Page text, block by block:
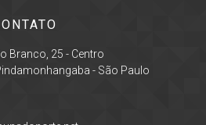
Branco, 25 - Centro
- São Paulo